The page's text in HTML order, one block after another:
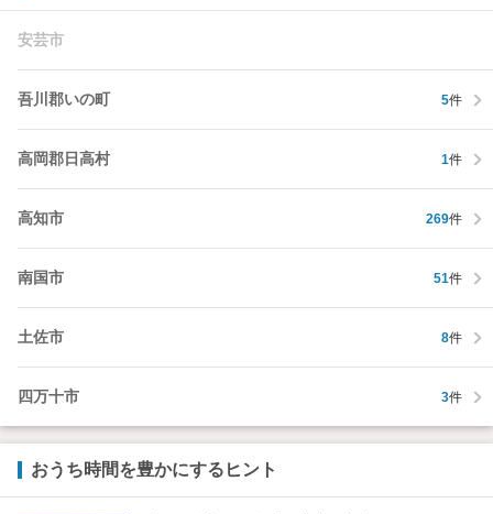
安芸市
吾川郡いの町 5件
高岡郡日高村 1件
高知市 269件
南国市 51件
土佐市 8件
四万十市 3件
おうち時間を豊かにするヒント